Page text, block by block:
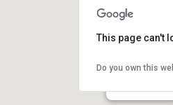
Carrer Vilamar
This page can't
Do you own this